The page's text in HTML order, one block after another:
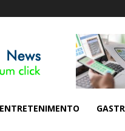
ENTRETENIMENTO